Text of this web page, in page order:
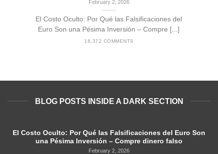
February 2, 2026
El Costo Oculto: Por Qué las Falsificaciones del
Euro Son una Pésima Inversión – Compre [...]
18,372 COMMENTS
BLOG POSTS INSIDE A DARK SECTION
El Costo Oculto: Por Qué las Falsificaciones del Euro Son
una Pésima Inversión – Compre dinero falso
February 2, 2026